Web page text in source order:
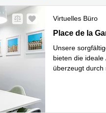
Virtuelles Büro
Place de la
Place de la
Unsere
bieten die
überzeugt